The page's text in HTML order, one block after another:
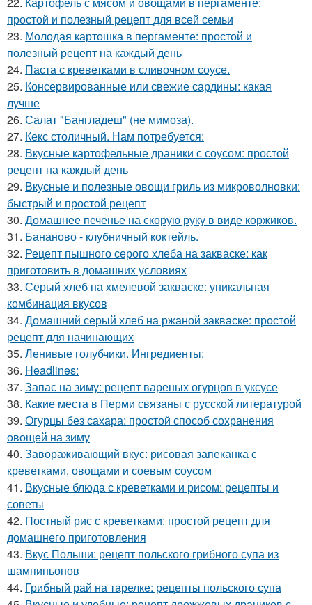
простой и полезный рецепт для всей семьи
23. Молодая картошка в пергаменте: простой и
полезный рецепт на каждый день
24. Паста с креветками в сливочном соусе.
25. Консервированные или свежие сардины: какая
лучше
26. Салат "Бангладеш" (не мимоза).
27. Кекс столичный. Нам потребуется:
28. Вкусные картофельные драники с соусом: простой
рецепт на каждый день
29. Вкусные и полезные овощи гриль из микроволновки:
быстрый и простой рецепт
30. Домашнее печенье на скорую руку в виде коржиков.
31. Бананово - клубничный коктейль.
32. Рецепт пышного серого хлеба на закваске: как
приготовить в домашних условиях
33. Серый хлеб на хмелевой закваске: уникальная
комбинация вкусов
34. Домашний серый хлеб на ржаной закваске: простой
рецепт для начинающих
35. Ленивые голубчики. Ингредиенты:
36. Headlines:
37. Запас на зиму: рецепт вареных огурцов в уксусе
38. Какие места в Перми связаны с русской литературой
39. Огурцы без сахара: простой способ сохранения
овощей на зиму
40. Завораживающий вкус: рисовая запеканка с
креветками, овощами и соевым соусом
41. Вкусные блюда с креветками и рисом: рецепты и
советы
42. Постный рис с креветками: простой рецепт для
домашнего приготовления
43. Вкус Польши: рецепт польского грибного супа из
шампиньонов
44. Грибный рай на тарелке: рецепты польского супа